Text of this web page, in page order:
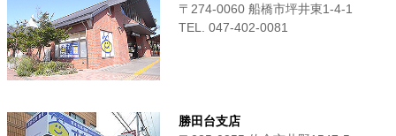
〒274-0060 船橋市坪井東1-4-1
TEL. 047-402-0081
勝田台支店